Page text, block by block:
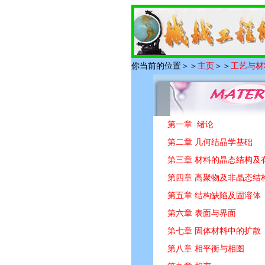
你当前的位置＞＞ 主页 ＞＞ 工艺与
第一章 绪论
第二章 几何结晶学基础
第三章 材料的晶态结构及
第四章 高聚物及非晶态结
第五章 结构缺陷及固溶体
第六章 表面与界面
第七章 固体材料中的扩散
第八章 相平衡与相图